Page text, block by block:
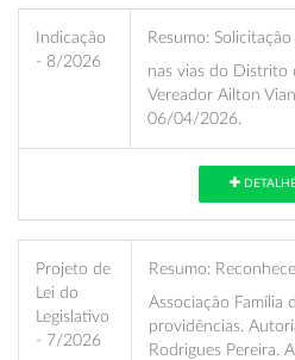
Indicação
- 8/2026
Resumo:
nas vias do Distrito
Vereador Ailton
06/04/2026.
Projeto de
Lei do
Legislativo
- 7/2026
Resumo:
Associação Família
providências.
Rodrigues Pereira.